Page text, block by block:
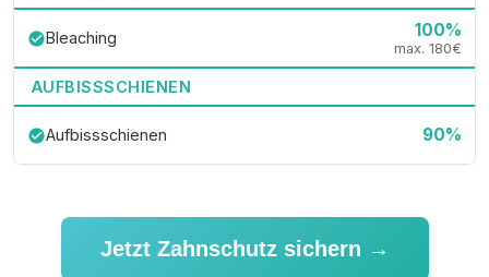
check_circleBleaching 100%
max. 180€
AUFBISSSCHIENEN
check_circleAufbissschienen 90%
Jetzt Zahnschutz sichern →